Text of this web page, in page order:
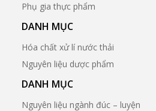
Phụ gia thực phẩm
DANH MỤC
Hóa chất xử lí nước thải
Nguyên liệu dược phẩm
DANH MỤC
Nguyên liệu ngành đúc – luyện